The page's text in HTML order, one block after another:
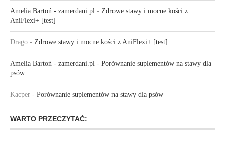
Amelia Bartoń - zamerdani.pl - Zdrowe stawy i mocne kości z
AniFlexi+ [test]
Drago - Zdrowe stawy i mocne kości z AniFlexi+ [test]
Amelia Bartoń - zamerdani.pl - Porównanie suplementów na stawy dla
psów
Kacper - Porównanie suplementów na stawy dla psów
WARTO PRZECZYTAĆ: